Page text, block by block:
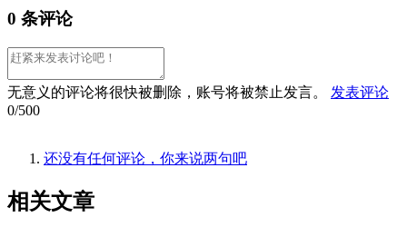
0 条评论
无意义的评论将很快被删除，账号将被禁止发言。
发表评论
0/500
还没有任何评论，你来说两句吧
相关文章